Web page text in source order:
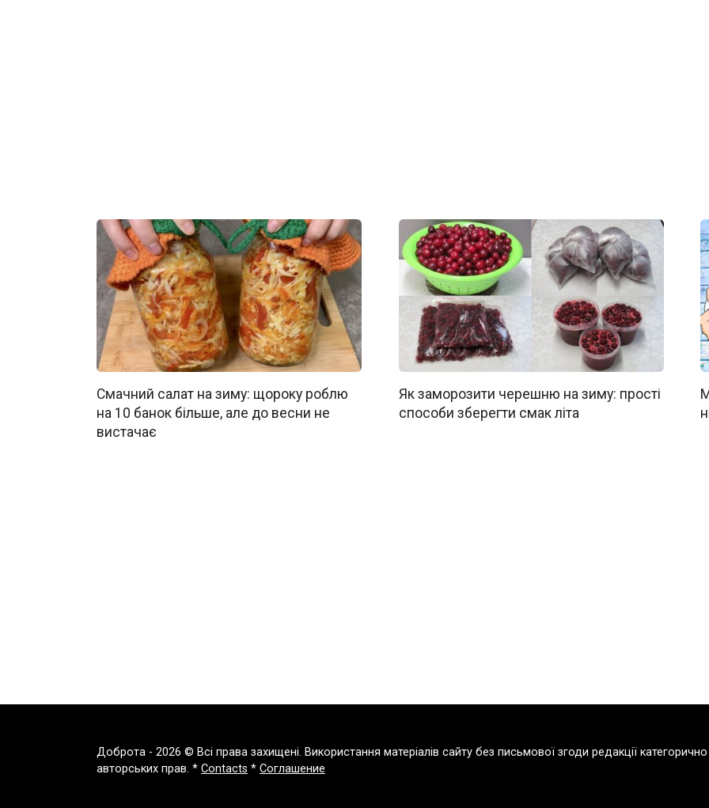
Смачний салат на зиму: щороку роблю
на 10 банок більше, але до весни не
вистачає
Як заморозити черешню на зиму: прості
способи зберегти смак літа
Доброта - 2026 © Всі права захищені. Використання матеріалів сайту без письмової згоди редакції
авторських прав. * Contacts * Соглашение